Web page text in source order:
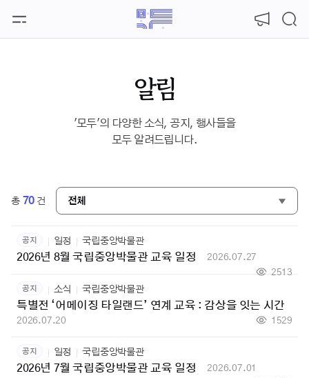
알림
'모두'의 다양한 소식, 공지, 행사들을
모두 알려드립니다.
총 70 건 전체
공지 일정 국립중앙박물관
2026년 8월 국립중앙박물관 교육 일정
2026.07.27
2513
공지 소식 국립중앙박물관
특별전 ‘어메이징 타일랜드’ 연계 교육 : 감상을 잇는 시간
2026.07.20 1529
공지 일정 국립중앙박물관
2026년 7월 국립중앙박물관 교육 일정
2026.07.01